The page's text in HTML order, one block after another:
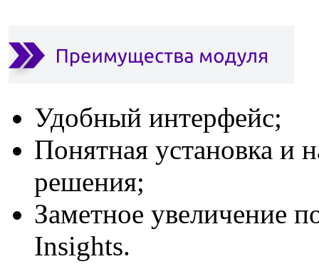
Удобный интерфейс;
Понятная установка и
решения;
Заметное увеличение
Insights.